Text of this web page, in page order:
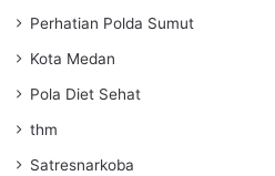
Perhatian Polda Sumut
Kota Medan
Pola Diet Sehat
thm
Satresnarkoba